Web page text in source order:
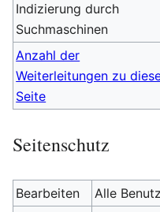
Indizierung durch
Suchmaschinen
Anzahl der
Weiterleitungen zu
Seite
Seitenschutz
Bearbeiten
Alle